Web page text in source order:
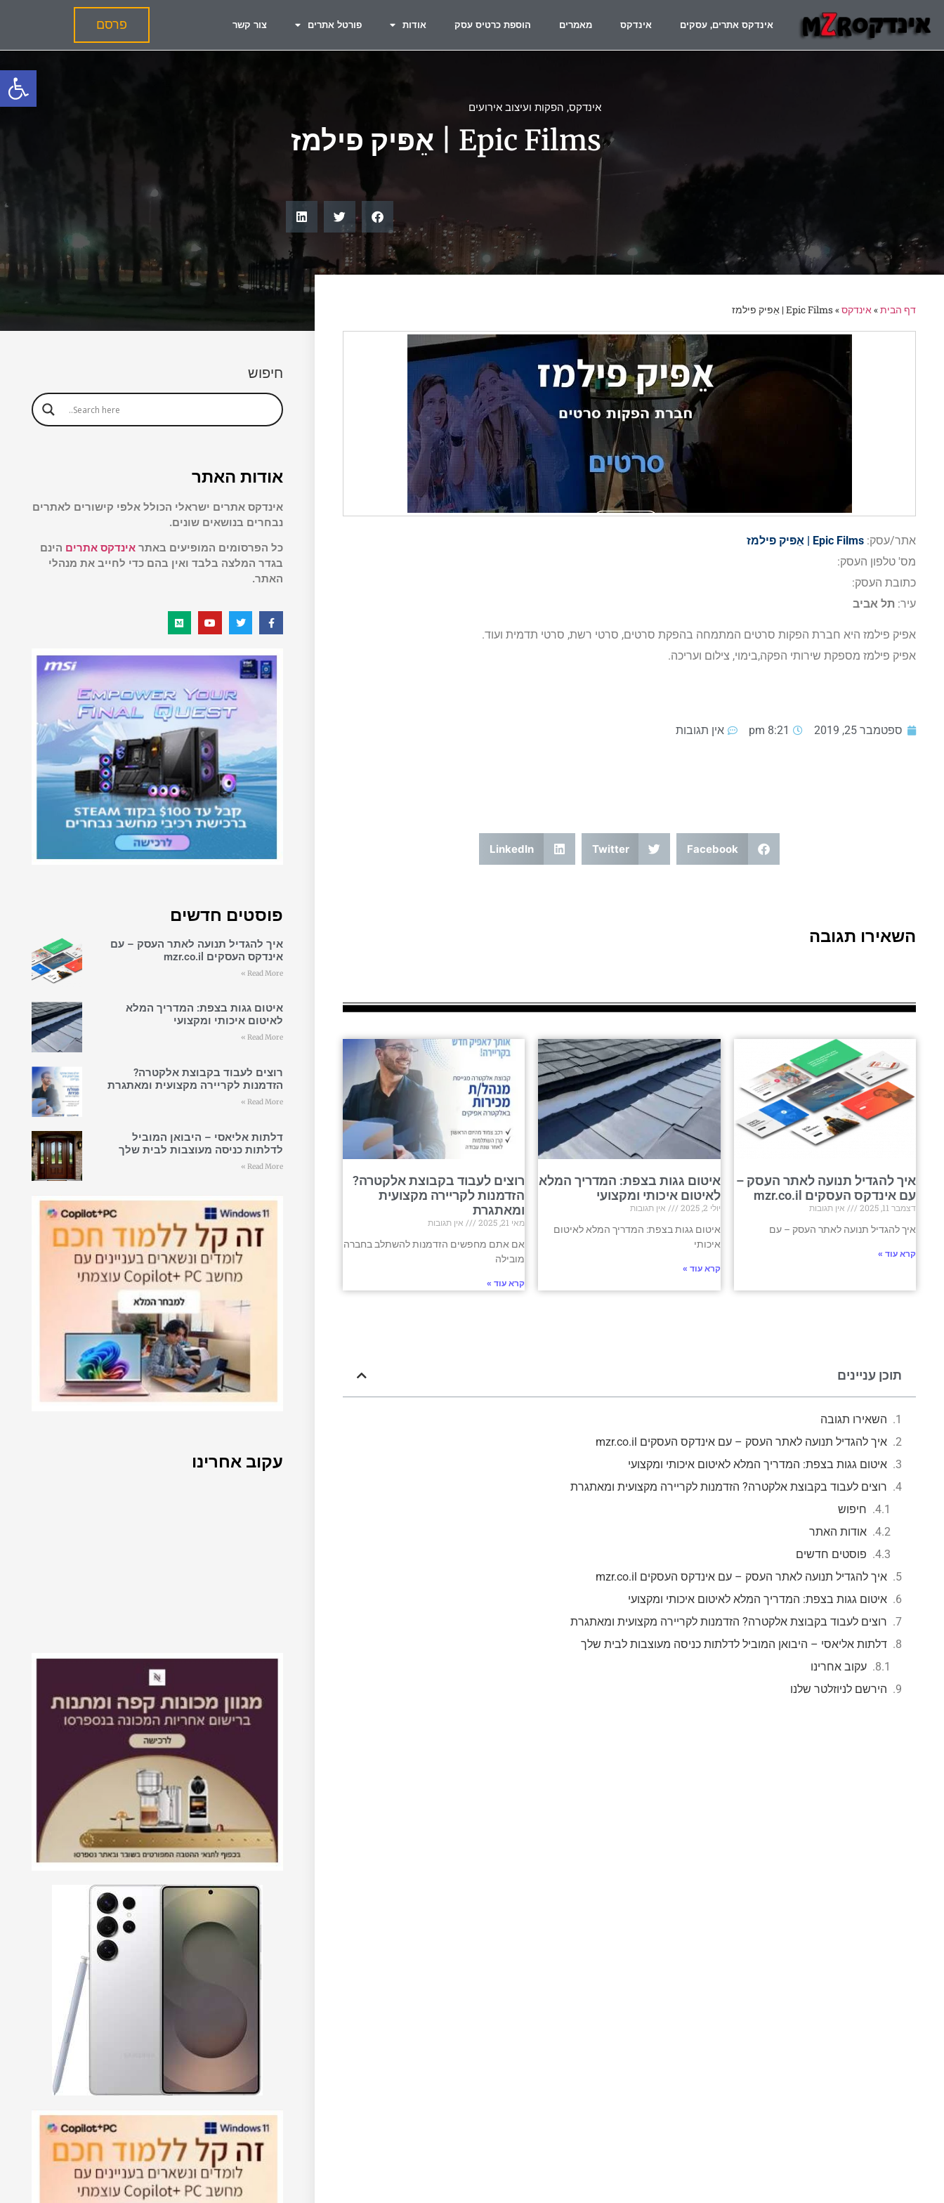
אינדקס אתרים, עסקים אינדקס מאמרים הוספת כרטיס עסק אודות פורטל אתרים צור קשר פרסם
אינדקס, הפקות ועיצוב אירועים
Epic Films | אֵפּיק פילמז
דף הבית»אינדקס» Epic Films | אֵפּיק פילמז
אתר/עסק: Epic Films | אֵפּיק פילמז
מס' טלפון העסק:
כתובת העסק:
עיר: תל אביב
אפיק פילמז היא חברת הפקות סרטים המתמחה בהפקת סרטים, סרטי רשת, סרטי תדמית ועוד.
אפיק פילמז מספקת שירותי הפקה,בימוי, צילום ועריכה.
ספטמבר 25, 2019 8:21 pm אין תגובות
Facebook
Twitter
LinkedIn
השאירו תגובה
איך להגדיל תנועה לאתר העסק –
עם אינדקס העסקים mzr.co.il
דצמבר 11, 2025
אין תגובות
איך להגדיל תנועה לאתר העסק – עם
קרא עוד »
איטום גגות בצפת: המדריך המלא
לאיטום איכותי ומקצועי
יולי 2, 2025
אין תגובות
איטום גגות בצפת: המדריך המלא לאיטום
איכותי
קרא עוד »
רוצים לעבוד בקבוצת אלקטרה?
הזדמנות לקריירה מקצועית
ומאתגרת
מאי 21, 2025
אין תגובות
אם אתם מחפשים הזדמנות להשתלב בחברה
מובילה
קרא עוד »
תוכן עניינים
השאירו תגובה
איך להגדיל תנועה לאתר העסק – עם אינדקס העסקים mzr.co.il
איטום גגות בצפת: המדריך המלא לאיטום איכותי ומקצועי
רוצים לעבוד בקבוצת אלקטרה? הזדמנות לקריירה מקצועית ומאתגרת
חיפוש
אודות האתר
פוסטים חדשים
איך להגדיל תנועה לאתר העסק – עם אינדקס העסקים mzr.co.il
איטום גגות בצפת: המדריך המלא לאיטום איכותי ומקצועי
רוצים לעבוד בקבוצת אלקטרה? הזדמנות לקריירה מקצועית ומאתגרת
דלתות אליאסי – היבואן המוביל לדלתות כניסה מעוצבות לבית שלך
עקוב אחרינו
הירשם לניוזלטר שלנו
חיפוש
אודות האתר
אינדקס אתרים ישראלי הכולל אלפי קישורים לאתרים
נבחרים בנושאים שונים.
כל הפרסומים המופיעים באתר אינדקס אתרים הינם
בגדר המלצה בלבד ואין בהם כדי לחייב את מנהלי
האתר.
פוסטים חדשים
איך להגדיל תנועה לאתר העסק – עם
אינדקס העסקים mzr.co.il
Read More »
איטום גגות בצפת: המדריך המלא
לאיטום איכותי ומקצועי
Read More »
רוצים לעבוד בקבוצת אלקטרה?
הזדמנות לקריירה מקצועית ומאתגרת
Read More »
דלתות אליאסי – היבואן המוביל
לדלתות כניסה מעוצבות לבית שלך
Read More »
עקוב אחרינו